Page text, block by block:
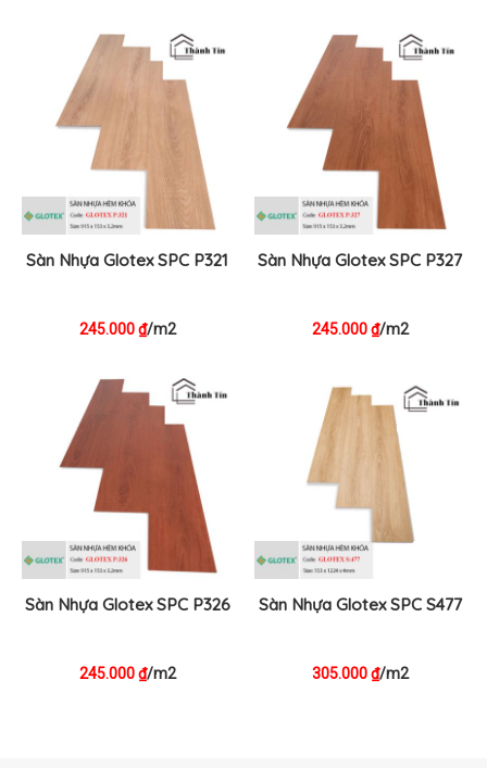
Sàn Nhựa Glotex SPC P321
245.000₫/m2
Sàn Nhựa Glotex SPC P327
245.000₫/m2
Sàn Nhựa Glotex SPC P326
245.000₫/m2
Sàn Nhựa Glotex SPC S477
305.000₫/m2